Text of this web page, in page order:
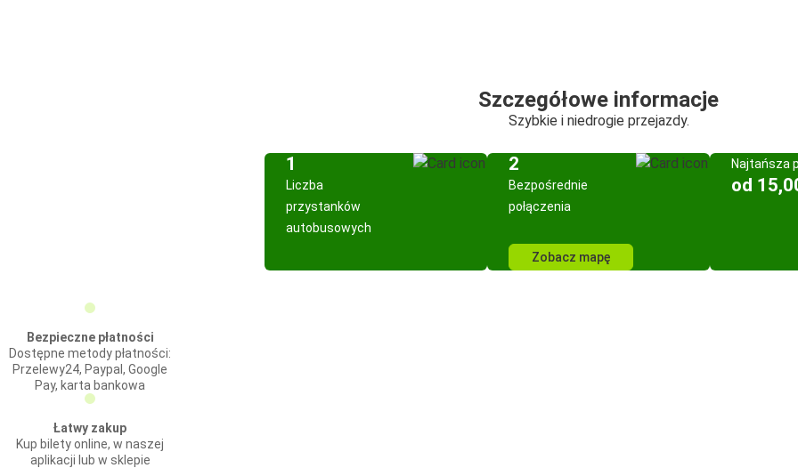
Szczegółowe informacje
Szybkie i niedrogie przejazdy.
1
Liczba
przystanków
autobusowych
2
Bezpośrednie
połączenia
Zobacz mapę
Najtańsza
od
Bezpieczne płatności
Dostępne metody płatności:
Przelewy24, Paypal, Google
Pay, karta bankowa
Łatwy zakup
Kup bilety online, w naszej
aplikacji lub w sklepie